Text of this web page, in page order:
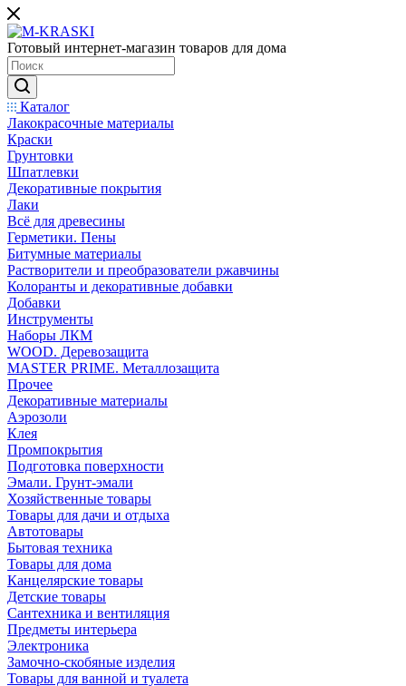
Готовый интернет-магазин товаров для дома
Каталог
Лакокрасочные материалы
Краски
Грунтовки
Шпатлевки
Декоративные покрытия
Лаки
Всё для древесины
Герметики. Пены
Битумные материалы
Растворители и преобразователи ржавчины
Колоранты и декоративные добавки
Добавки
Инструменты
Наборы ЛКМ
WOOD. Деревозащита
MASTER PRIME. Металлозащита
Прочее
Декоративные материалы
Аэрозоли
Клея
Промпокрытия
Подготовка поверхности
Эмали. Грунт-эмали
Хозяйственные товары
Товары для дачи и отдыха
Автотовары
Бытовая техника
Товары для дома
Канцелярские товары
Детские товары
Сантехника и вентиляция
Предметы интерьера
Электроника
Замочно-скобяные изделия
Товары для ванной и туалета